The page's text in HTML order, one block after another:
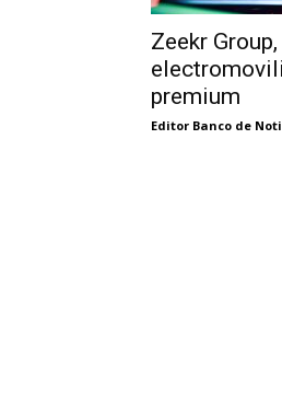
Zeekr
premium
Editor Banco de